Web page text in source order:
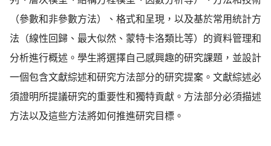
（參數和非參數方法）、格式和呈現，以及基於常用統計方
法（線性回歸、最大似然、蒙特卡洛類比等）的資料管理和
分析進行概述。學生將選擇自己感興趣的研究課題，並設計
一個包含文獻綜述和研究方法部分的研究提案。文獻綜述必
須證明所提議研究的重要性和獨特貢獻。方法部分必須描述
方法以及這些方法將如何推進研究目標。